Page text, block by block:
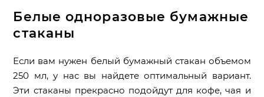
Белые одноразовые бумажные
стаканы
Если вам нужен белый бумажный стакан объемом
250 мл, у нас вы найдете оптимальный вариант.
Эти стаканы прекрасно подойдут для кофе, чая и